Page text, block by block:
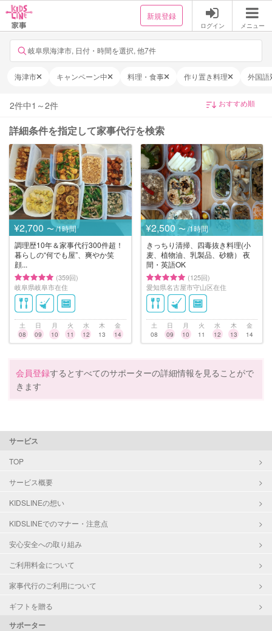
新規登録
ログイン メニュー
岐阜県海津市, 日付・時間を選択, 他7件
海津市 キャンペーン中 料理・食事 作り置き料理 外国語
2件中1 ～2件
詳細条件を指定して家事代行を検索
¥2,700 〜 /1時間
調理歴10年＆家事代行300件超！
暮らしの“何でも屋”、爽やか笑
顔...
(359回)
岐阜県岐阜市在住
土
08
日
09
月
10
火
11
水
12
木
13
金
14
¥2,500 〜 /1時間
きっちり清掃、四毒抜き料理(小
麦、植物油、乳製品、砂糖） 夜
間・英語OK
(125回)
愛知県名古屋市守山区在住
土
08
日
09
月
10
火
11
水
12
木
13
金
14
会員登録するとすべてのサポーターの詳細情報を見ることがで
きます
サービス
TOP
サービス概要
KIDSLINEの想い
KIDSLINEでのマナー・注意点
安心安全への取り組み
ご利用料金について
家事代行のご利用について
ギフトを贈る
サポーター